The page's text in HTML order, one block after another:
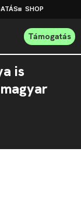
SHOP
Támogatás
is